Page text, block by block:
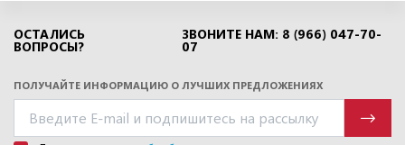
ОСТАЛИСЬ
ВОПРОСЫ?
ЗВОНИТЕ НАМ: 8 (966) 047-70-
07
ПОЛУЧАЙТЕ ИНФОРМАЦИЮ О ЛУЧШИХ ПРЕДЛОЖЕНИЯХ